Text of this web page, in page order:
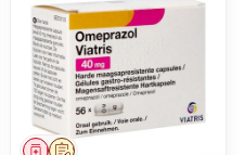
Sur prescription
Médicament